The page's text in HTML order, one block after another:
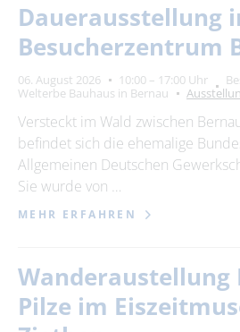
Dauerausstellung
Besucherzentrum
06. August 2026 10:00 – 17:00 Uhr
Welterbe Bauhaus in Bernau
Versteckt im Wald zwischen
befindet sich die ehemalige
Allgemeinen Deutschen
Sie wurde von …
MEHR ERFAHREN
Wanderaustellung
Pilze im